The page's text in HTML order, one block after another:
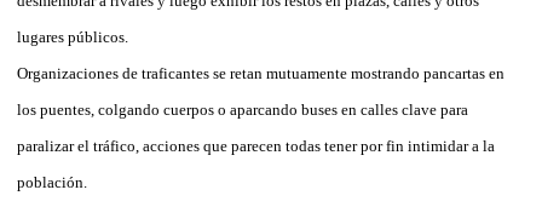
lugares públicos.
Organizaciones de traficantes se retan mutuamente mostrando pancartas en
los puentes, colgando cuerpos o aparcando buses en calles clave para
paralizar el tráfico, acciones que parecen todas tener por fin intimidar a la
población.